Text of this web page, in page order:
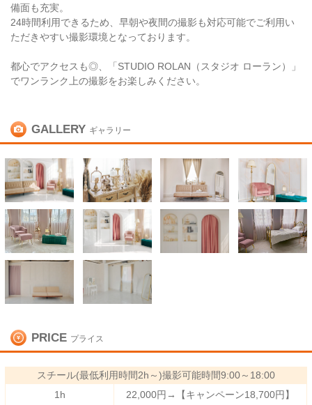
備面も充実。
24時間利用できるため、早朝や夜間の撮影も対応可能でご利用い
ただきやすい撮影環境となっております。
都心でアクセスも◎、「STUDIO ROLAN（スタジオ ローラン）」
でワンランク上の撮影をお楽しみください。
GALLERY ギャラリー
PRICE プライス
スチール(最低利用時間2h～)撮影可能時間9:00～18:00
1h
22,000円→【キャンペーン18,700円】